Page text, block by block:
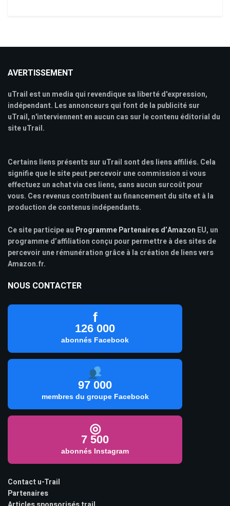
AVERTISSEMENT
uTrail est un media qui revendique sa liberté d'expression,
indépendant. Les annonceurs qui font de la publicité sur
uTrail, n'interviennent en aucun cas sur le contenu éditorial du
site uTrail.
Certains liens présents sur uTrail sont des liens affiliés. Cela
signifie que le site peut percevoir une commission si vous
effectuez un achat via ces liens, sans aucun surcoût pour
vous. Ces revenus contribuent au financement du site et à la
production de contenus indépendants.
Ce site participe au Programme Partenaires d’Amazon EU, un
programme d’affiliation conçu pour permettre à des sites de
percevoir une rémunération grâce à la création de liens vers
Amazon.fr.
NOUS CONTACTER
f
126 000
abonnés Facebook
97 000
membres du groupe Facebook
◎
7 500
abonnés Instagram
Contact u-Trail
Partenaires